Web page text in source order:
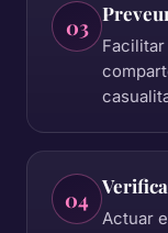
03
04
Actuar